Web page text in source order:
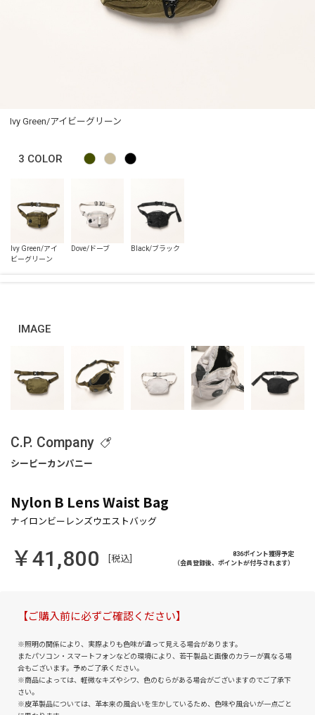
Ivy Green/アイビーグリーン
3 COLOR
IMAGE
C.P. Company
Nylon B Lens Waist Bag
￥41,800 [税込]
836ポイント獲得予定
（会員登録後、ポイントが付与されます）
【ご購入前に必ずご確認ください】
※照明の関係により、実際よりも色味が違って見える場合があります。
またパソコン・スマートフォンなどの環境により、若干製品と画像のカラーが異なる場
合もございます。予めご了承ください。
※商品によっては、軽微なキズやシワ、色のむらがある場合がございますのでご了承下
さい。
※皮革製品については、革本来の風合いを生かしているため、色味や風合いが一点ごと